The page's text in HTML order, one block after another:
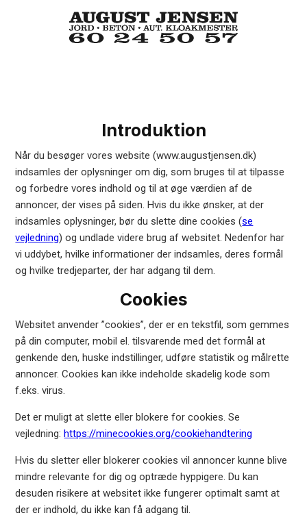
Spring til hovedindhold
Spring til sidefod
Cookie- og privatlivspolitik
Introduktion
Når du besøger vores website (www.augustjensen.dk)
indsamles der oplysninger om dig, som bruges til at tilpasse
og forbedre vores indhold og til at øge værdien af de
annoncer, der vises på siden. Hvis du ikke ønsker, at der
indsamles oplysninger, bør du slette dine cookies (se
vejledning) og undlade videre brug af websitet. Nedenfor har
vi uddybet, hvilke informationer der indsamles, deres formål
og hvilke tredjeparter, der har adgang til dem.
Cookies
Websitet anvender ”cookies”, der er en tekstfil, som gemmes
på din computer, mobil el. tilsvarende med det formål at
genkende den, huske indstillinger, udføre statistik og målrette
annoncer. Cookies kan ikke indeholde skadelig kode som
f.eks. virus.
Det er muligt at slette eller blokere for cookies. Se
vejledning:https://minecookies.org/cookiehandtering
Hvis du sletter eller blokerer cookies vil annoncer kunne blive
mindre relevante for dig og optræde hyppigere. Du kan
desuden risikere at websitet ikke fungerer optimalt samt at
der er indhold, du ikke kan få adgang til.